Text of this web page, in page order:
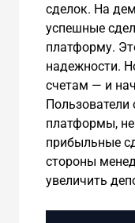
сделок. На
успешные
платформу.
надежности.
счетам — и
Пользователи
платформы,
прибыльные
стороны
увеличить